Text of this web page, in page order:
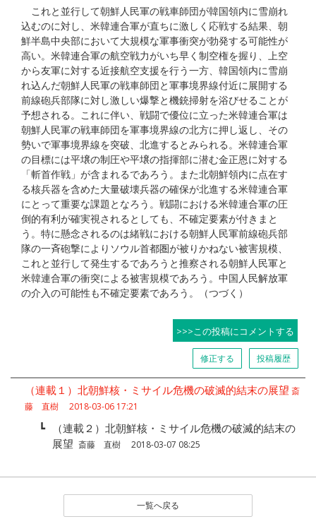
これと並行して朝鮮人民軍の戦車師団が韓国領内に雪崩れ
込むのに対し、米韓連合軍が直ちに激しく応戦する結果、朝
鮮半島中央部において大規模な軍事衝突が勃発する可能性が
高い。米韓連合軍の航空戦力がいち早く制空権を握り、上空
から友軍に対する近接航空支援を行う一方、韓国領内に雪崩
れ込んだ朝鮮人民軍の戦車師団と軍事境界線付近に展開する
前線砲兵部隊に対し激しい爆撃と機銃掃射を浴びせることが
予想される。これに伴い、戦闘で優位に立った米韓連合軍は
朝鮮人民軍の戦車師団を軍事境界線の北方に押し返し、その
勢いで軍事境界線を突破、北進するとみられる。米韓連合軍
の目標には平壌の制圧や平壌の指揮部に潜む金正恩に対する
「斬首作戦」が含まれるであろう。また北朝鮮領内に点在す
る核兵器を含めた大量破壊兵器の確保が北進する米韓連合軍
にとって重要な課題となろう。戦闘における米韓連合軍の圧
倒的有利が確実視されるとしても、不確定要素が付きまと
う。特に懸念されるのは緒戦における朝鮮人民軍前線砲兵部
隊の一斉砲撃によりソウル首都圏が被りかねない被害規模、
これと並行して発生するであろうと推察される朝鮮人民軍と
米韓連合軍の衝突による被害規模であろう。中国人民解放軍
の介入の可能性も不確定要素であろう。（つづく）
>>>この投稿にコメントする
修正する 投稿履歴
（連載１）北朝鮮核・ミサイル危機の破滅的結末の展望 斎
藤 直樹 2018-03-06 17:21
┗
（連載２）北朝鮮核・ミサイル危機の破滅的結末の
展望 斎藤 直樹 2018-03-07 08:25
一覧へ戻る